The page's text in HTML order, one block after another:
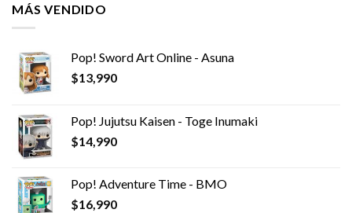
MÁS VENDIDO
Pop! Sword Art Online - Asuna
$13,990
Pop! Jujutsu Kaisen - Toge Inumaki
$14,990
Pop! Adventure Time - BMO
$16,990